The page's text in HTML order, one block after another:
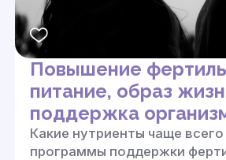
Повышение
питание, образ
поддержка
Какие нутриенты чаще
программы поддержки